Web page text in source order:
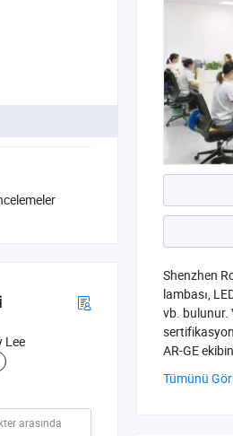
Lee
Shenzhen
lambası,
vb. bulunur.
AR-GE
Test
Tümünü